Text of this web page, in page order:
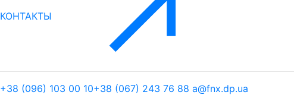
КОНТАКТЫ
+38 (096) 103 00 10+38 (067) 243 76 88 a@fnx.dp.ua